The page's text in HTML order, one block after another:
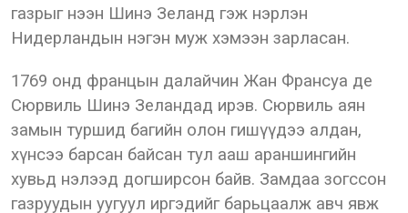
газрыг нээн Шинэ Зеланд гэж нэрлэн
Нидерландын нэгэн муж хэмээн зарласан.
1769 онд францын далайчин Жан Франсуа де
Сюрвиль Шинэ Зеландад ирэв. Сюрвиль аян
замын туршид багийн олон гишүүдээ алдан,
хүнсээ барсан байсан тул ааш араншингийн
хувьд нэлээд догширсон байв. Замдаа зогссон
газруудын уугуул иргэдийг барьцаалж авч явж